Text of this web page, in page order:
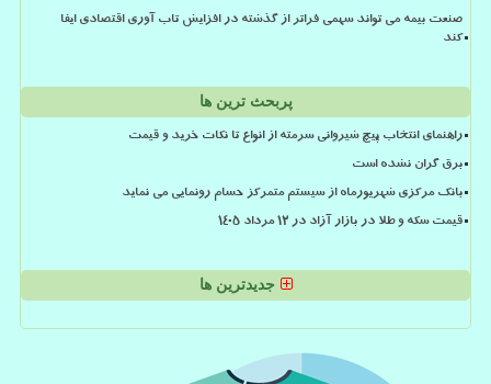
صنعت بیمه می تواند سهمی فراتر از گذشته در افزایش تاب آوری اقتصادی ایفا
کند
پربحث ترین ها
راهنمای انتخاب پیچ شیروانی سرمته از انواع تا نکات خرید و قیمت
برق گران نشده است
بانک مرکزی شهریورماه از سیستم متمرکز حسام رونمایی می نماید
قیمت سکه و طلا در بازار آزاد در ۱۲ مرداد ۱۴۰۵
جدیدترین ها